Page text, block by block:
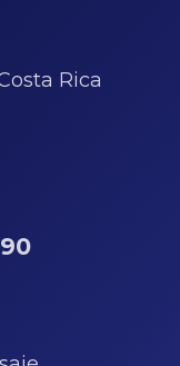
Rica